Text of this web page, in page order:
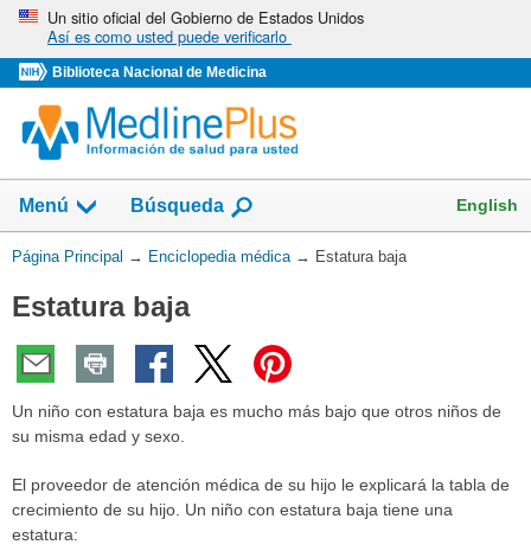
Omita
vaya
al
Contenido
Un sitio oficial del Gobierno de Estados Unidos
Así es como usted puede verificarlo
Biblioteca Nacional de Medicina
Menú Búsqueda English
Usted
aquí:
Página Principal → Enciclopedia médica → Estatura baja
Estatura baja
Un niño con estatura baja es mucho más bajo que otros niños de
su misma edad y sexo.
El proveedor de atención médica de su hijo le explicará la tabla de
crecimiento de su hijo. Un niño con estatura baja tiene una
estatura: